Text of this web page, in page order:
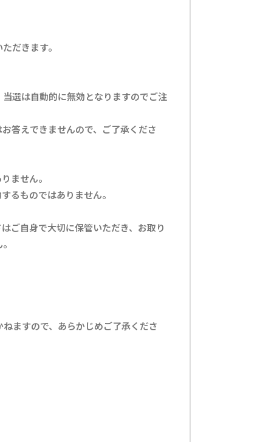
だきます。
選は自動的に無効となりますのでご注
答えできませんので、ご了承くださ
ません。
るものではありません。
ご自身で大切に保管いただき、お取り
ますので、あらかじめご了承くださ